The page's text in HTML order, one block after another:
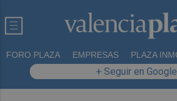
FORO PLAZA EMPRESAS PLAZA
+ Seguir en Google